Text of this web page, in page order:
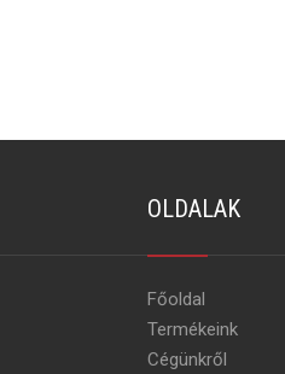
OLDALAK
Főoldal
Termékeink
Cégünkről